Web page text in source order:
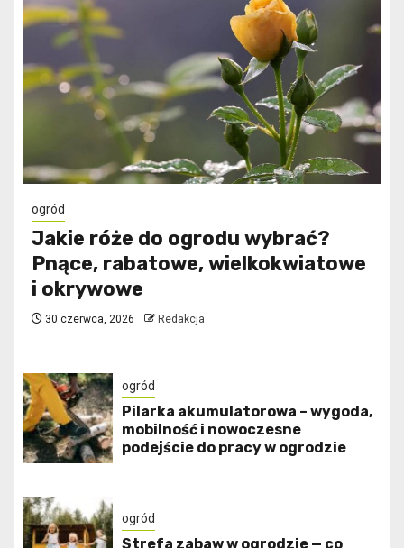
ogród
Jakie róże do ogrodu wybrać?
Pnące, rabatowe, wielkokwiatowe
i okrywowe
30 czerwca, 2026 Redakcja
ogród
Pilarka akumulatorowa – wygoda,
mobilność i nowoczesne
podejście do pracy w ogrodzie
ogród
Strefa zabaw w ogrodzie — co